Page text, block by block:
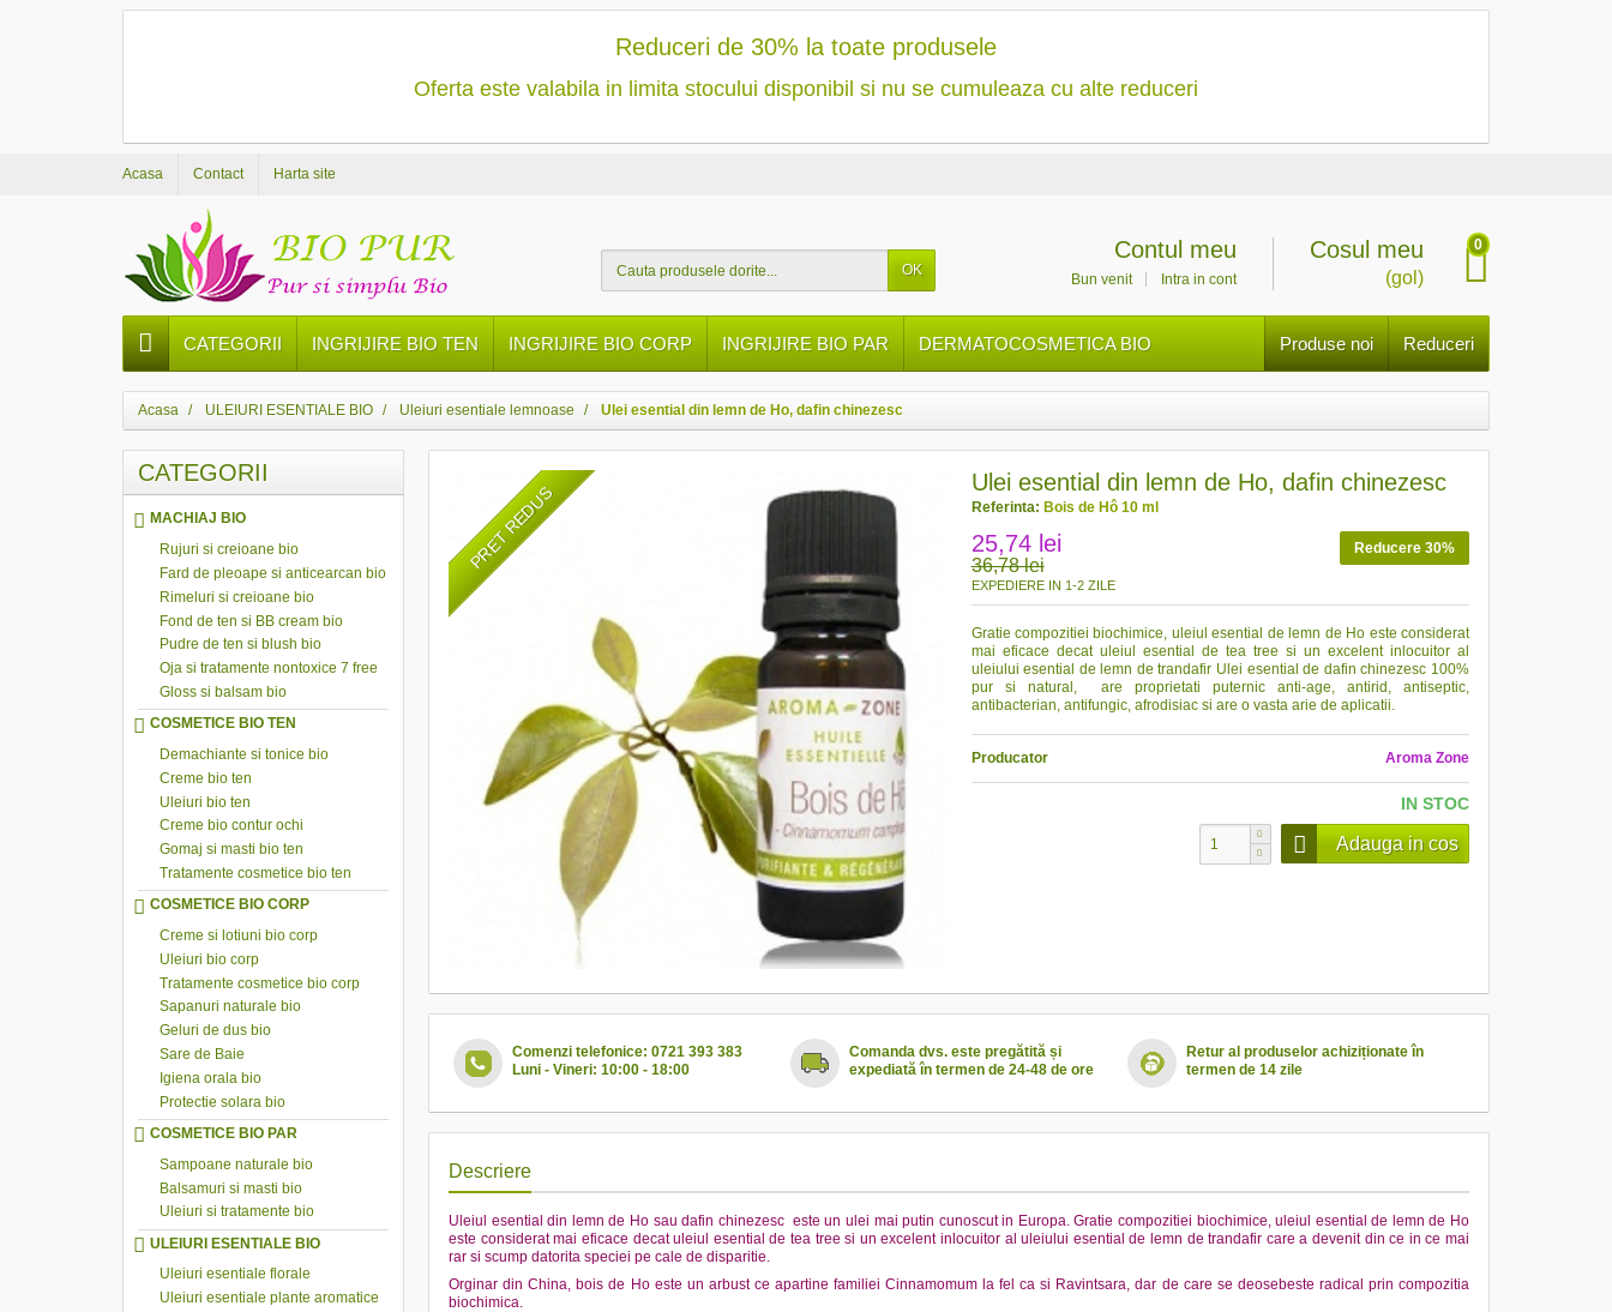
Reduceri de 30% la toate produsele
Oferta este valabila in limita stocului disponibil si nu se cumuleaza cu alte reduceri
Acasa Contact Harta site
OK
Cosul meu
(gol)
0
Contul meu
Bun venit Intra in cont
Reduceri
Produse noi
CATEGORII INGRIJIRE BIO TEN INGRIJIRE BIO CORP INGRIJIRE BIO PAR DERMATOCOSMETICA BIO
Acasa ULEIURI ESENTIALE BIO Uleiuri esentiale lemnoase Ulei esential din lemn de Ho, dafin chinezesc
CATEGORII
MACHIAJ BIO
Rujuri si creioane bio
Fard de pleoape si anticearcan bio
Rimeluri si creioane bio
Fond de ten si BB cream bio
Pudre de ten si blush bio
Oja si tratamente nontoxice 7 free
Gloss si balsam bio
COSMETICE BIO TEN
Demachiante si tonice bio
Creme bio ten
Uleiuri bio ten
Creme bio contur ochi
Gomaj si masti bio ten
Tratamente cosmetice bio ten
COSMETICE BIO CORP
Creme si lotiuni bio corp
Uleiuri bio corp
Tratamente cosmetice bio corp
Sapanuri naturale bio
Geluri de dus bio
Sare de Baie
Igiena orala bio
Protectie solara bio
COSMETICE BIO PAR
Sampoane naturale bio
Balsamuri si masti bio
Uleiuri si tratamente bio
ULEIURI ESENTIALE BIO
Uleiuri esentiale florale
Uleiuri esentiale plante aromatice
PRET REDUS
Ulei esential din lemn de Ho, dafin chinezesc
Referinta: Bois de Hô 10 ml
Reducere 30%
25,74 lei
36,78 lei
EXPEDIERE IN 1-2 ZILE
Gratie compozitiei biochimice, uleiul esential de lemn de Ho este considerat
mai eficace decat uleiul esential de tea tree si un excelent inlocuitor al
uleiului esential de lemn de trandafir Ulei esential de dafin chinezesc 100%
pur si natural, are proprietati puternic anti-age, antirid, antiseptic,
antibacterian, antifungic, afrodisiac si are o vasta arie de aplicatii.
Producator Aroma Zone
IN STOC
Adauga in cos
Comenzi telefonice: 0721 393 383
Luni - Vineri: 10:00 - 18:00
Comanda dvs. este pregătită și
expediată în termen de 24-48 de ore
Retur al produselor achiziționate în
termen de 14 zile
Descriere
Uleiul esential din lemn de Ho sau dafin chinezesc este un ulei mai putin cunoscut in Europa. Gratie compozitiei biochimice, uleiul esential de lemn de Ho
este considerat mai eficace decat uleiul esential de tea tree si un excelent inlocuitor al uleiului esential de lemn de trandafir care a devenit din ce in ce mai
rar si scump datorita speciei pe cale de disparitie.
Orginar din China, bois de Ho este un arbust ce apartine familiei Cinnamomum la fel ca si Ravintsara, dar de care se deosebeste radical prin compozitia
biochimica.